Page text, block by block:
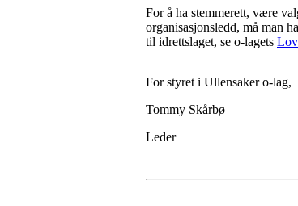
For å ha stemmerett, være
organisasjonsledd, må man
til idrettslaget, se o-lagets
For styret i Ullensaker o-lag,
Tommy Skårbø
Leder